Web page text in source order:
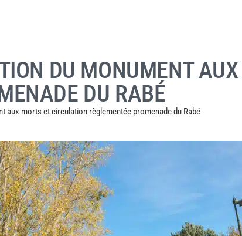
DU MONUMENT
DU RABÉ
aux morts et circulation règlementée promenade du Rabé